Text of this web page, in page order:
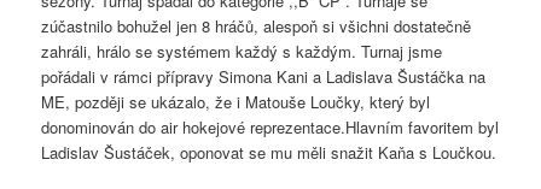
zúčastnilo bohužel jen 8 hráčů, alespoň si všichni dostatečně
zahráli, hrálo se systémem každý s každým. Turnaj jsme
pořádali v rámci přípravy Simona Kani a Ladislava Šustáčka na
ME, později se ukázalo, že i Matouše Loučky, který byl
donominován do air hokejové reprezentace.Hlavním favoritem byl
Ladislav Šustáček, oponovat se mu měli snažit Kaňa s Loučkou.